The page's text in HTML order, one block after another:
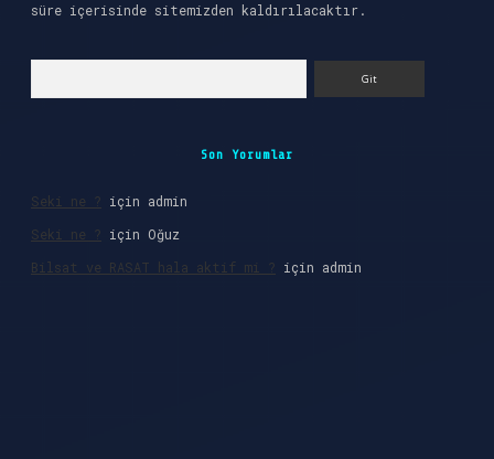
süre içerisinde sitemizden kaldırılacaktır.
Son Yorumlar
Seki ne ? için admin
Seki ne ? için Oğuz
Bilsat ve RASAT hala aktif mi ? için admin